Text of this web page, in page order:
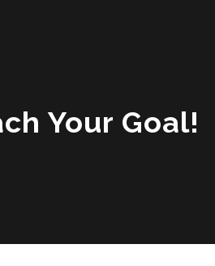
Your Goal!